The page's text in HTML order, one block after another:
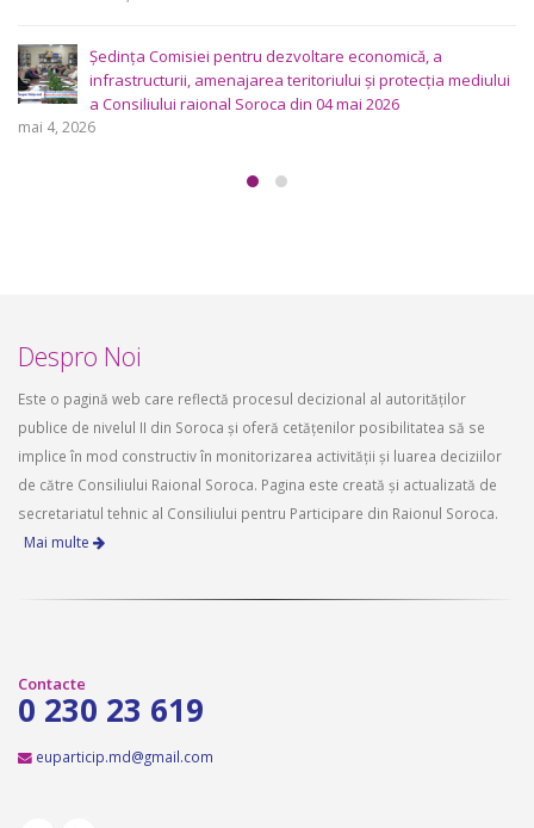
a Consiliului raional Soroca din 04 mai 2026
mai 4, 2026
Este o pagină web care reflectă procesul decizional al autorităților
implice în mod constructiv în monitorizarea activității și luarea deciziilor
de către Consiliului Raional Soroca. Pagina este creată și actualizată de
secretariatul tehnic al Consiliului pentru Participare din Raionul Soroca.
euparticip.md@gmail.com